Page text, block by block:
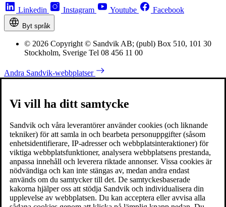
Linkedin Instagram Youtube Facebook
Byt språk
© 2026 Copyright © Sandvik AB; (publ) Box 510, 101 30
Stockholm, Sverige Tel 08 456 11 00
Andra Sandvik-webbplatser
Vi vill ha ditt samtycke
Sandvik och våra leverantörer använder cookies (och liknande
tekniker) för att samla in och bearbeta personuppgifter (såsom
enhetsidentifierare, IP-adresser och webbplatsinteraktioner) för
viktiga webbplatsfunktioner, analysera webbplatsens prestanda,
anpassa innehåll och leverera riktade annonser. Vissa cookies är
nödvändiga och kan inte stängas av, medan andra endast
används om du samtycker till det. De samtyckesbaserade
kakorna hjälper oss att stödja Sandvik och individualisera din
upplevelse av webbplatsen. Du kan acceptera eller avvisa alla